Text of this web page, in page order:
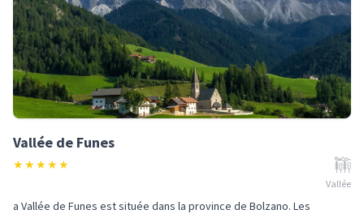
Vallée de Funes
★★★★★
Vallée
a Vallée de Funes est située dans la province de Bolzano. Les